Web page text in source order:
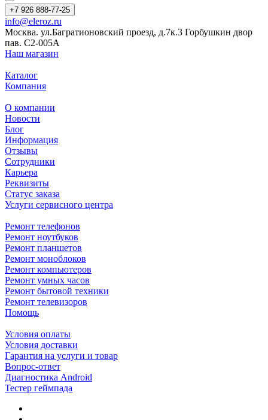
+7 926 888-77-25
info@eleroz.ru
Москва. ул.Багратионовский проезд, д.7к.3 Горбушкин двор
пав. C2-005A
Наш магазин
Каталог
Компания
О компании
Новости
Блог
Информация
Отзывы
Сотрудники
Карьера
Реквизиты
Статус заказа
Услуги сервисного центра
Ремонт телефонов
Ремонт ноутбуков
Ремонт планшетов
Ремонт моноблоков
Ремонт компьютеров
Ремонт умных часов
Ремонт бытовой техники
Ремонт телевизоров
Помощь
Условия оплаты
Условия доставки
Гарантия на услуги и товар
Вопрос-ответ
Диагностика Android
Тестер геймпада